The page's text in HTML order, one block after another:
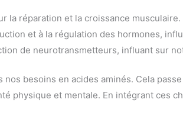
la réparation et la croissance
et à la régulation des hormones,
de neurotransmetteurs, influant sur
besoins en acides aminés. Cela
physique et mentale. En intégrant ces